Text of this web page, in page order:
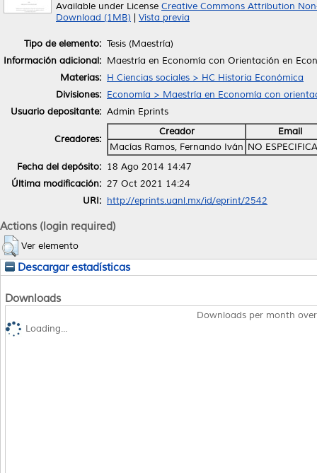
Available under License Creative Commons Attribution
Download (1MB)
Vista previa
Tipo de elemento: Tesis (Maestría)
Información adicional: Maestría en Economía con Orientación en
Materias: H Ciencias sociales > HC Historia Económica
Divisiones: Economía > Maestría en Economía con
Usuario depositante: Admin Eprints
Creadores:
Creador
Email
Macías Ramos, Fernando Iván NO
Fecha del depósito: 18 Ago 2014 14:47
Última modificación: 27 Oct 2021 14:24
URI: http://eprints.uanl.mx/id/eprint/2542
Actions (login required)
Ver elemento
Descargar estadísticas
Downloads
Downloads per month
Loading...